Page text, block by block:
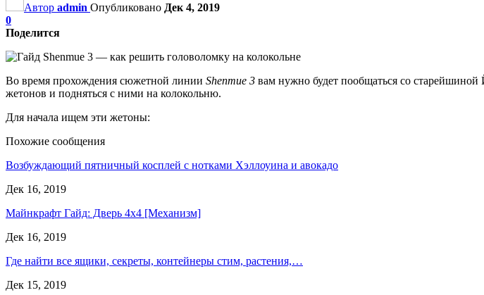
Автор admin Опубликовано Дек 4, 2019
0
Поделится
Во время прохождения сюжетной линии Shenmue 3 вам нужно будет пообщаться со
жетонов и подняться с ними на колокольню.
Для начала ищем эти жетоны:
Похожие сообщения
Возбуждающий пятничный косплей с нотками Хэллоуина и авокадо
Дек 16, 2019
Майнкрафт Гайд: Дверь 4х4 [Механизм]
Дек 16, 2019
Где найти все ящики, секреты, контейнеры стим, растения,…
Дек 15, 2019